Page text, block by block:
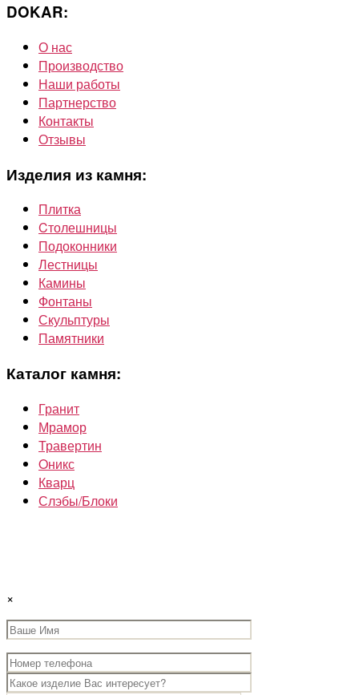
DOKAR:
О нас
Производство
Наши работы
Партнерство
Контакты
Отзывы
Изделия из камня:
Плитка
Cтолешницы
Подоконники
Лестницы
Камины
Фонтаны
Скульптуры
Памятники
Каталог камня:
Гранит
Мрамор
Травертин
Oникс
Кварц
Слэбы/Блоки
×